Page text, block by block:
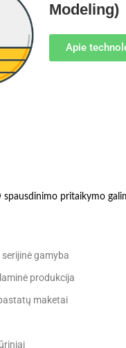
Modeling)
Apie
spausdinimo pritaikymo
gamyba
produkcija
maketai